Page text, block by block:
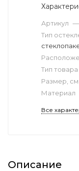
Артикул —
Тип
Тип товара
Размер, см
Материал
Все
Описание